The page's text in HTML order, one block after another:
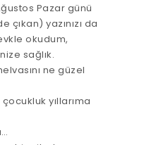
Pazar günü
çıkan) yazınızı da
okudum,
sağlık.
ne güzel
çocukluk yıllarıma